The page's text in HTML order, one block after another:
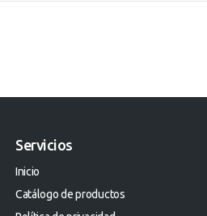
Servicios
Inicio
Catálogo de productos